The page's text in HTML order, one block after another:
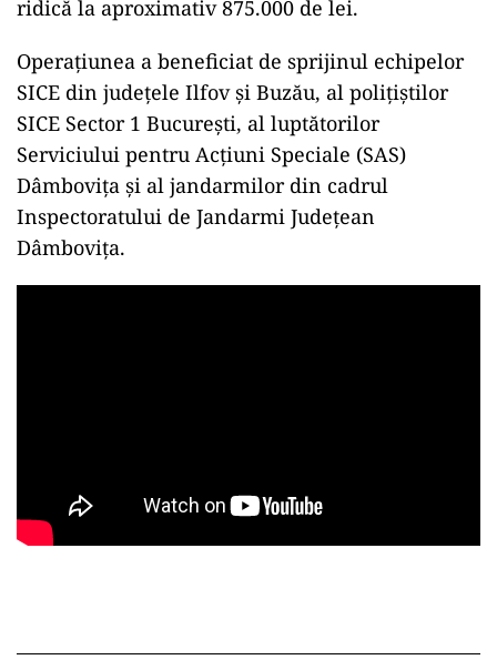
ridică la aproximativ 875.000 de lei.
Operațiunea a beneficiat de sprijinul echipelor
SICE din județele Ilfov și Buzău, al polițiștilor
SICE Sector 1 București, al luptătorilor
Serviciului pentru Acțiuni Speciale (SAS)
Dâmbovița și al jandarmilor din cadrul
Inspectoratului de Jandarmi Județean
Dâmbovița.